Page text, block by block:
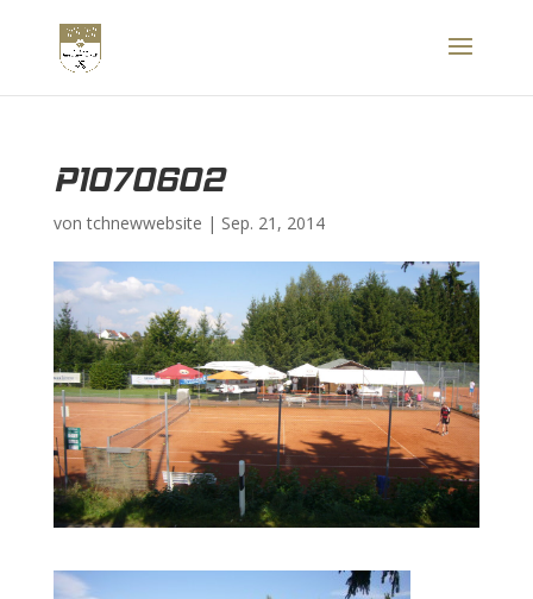
P1070602
vontchnewwebsite | Sep. 21, 2014